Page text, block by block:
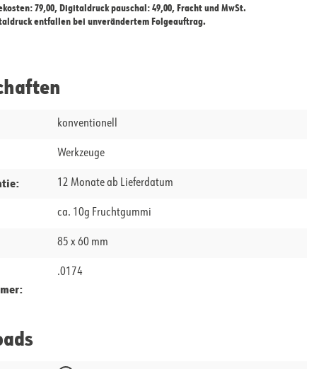
79,00, Digitaldruck pauschal: 49,00, Fracht und MwSt.
entfallen bei unverändertem Folgeauftrag.
konventionell
Werkzeuge
12 Monate ab Lieferdatum
ca. 10g Fruchtgummi
85 x 60 mm
.0174